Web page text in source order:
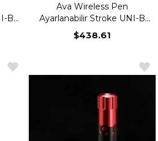
B
Ava Wireless Pen
Ayarlanabilir Stroke UNI-B
Green
$438.61